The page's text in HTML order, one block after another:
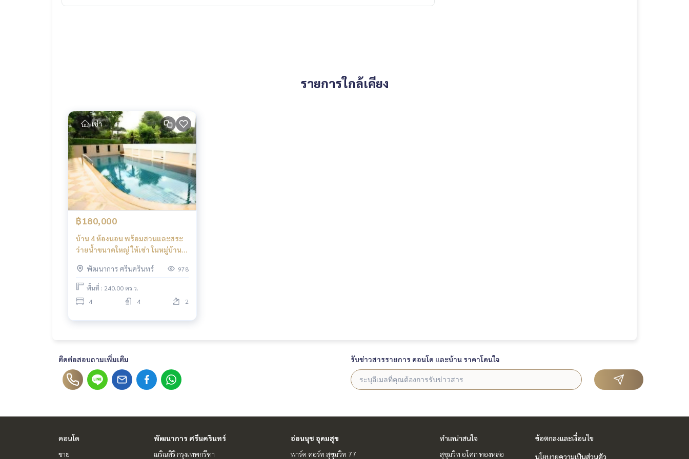
รายการใกล้เคียง
เช่า
฿180,000
บ้าน 4 ห้องนอน พร้อมสวนและสระ
ว่ายน้ำขนาดใหญ่ ให้เช่า ในหมู่บ้าน
พัฒนาการ ศรีนครินทร์
978
พื้นที่ : 240.00 ตร.ว.
4
4 2
ติดต่อสอบถามเพิ่มเติม รับข่าวสารรายการ คอนโด และบ้าน ราคาโดนใจ
คอนโด
ขาย
พัฒนาการ ศรีนครินทร์
ณริณสิริ กรุงเทพกรีฑา
อ่อนนุช อุดมสุข
พาร์ค คอร์ท สุขุมวิท 77
ทำเลน่าสนใจ
สุขุมวิท อโศก ทองหล่อ
ข้อตกลงและเงื่อนไข
นโยบายความเป็นส่วนตัว